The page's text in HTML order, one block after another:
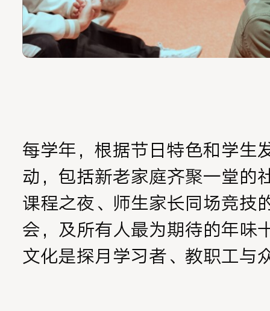
每学年，根据节日特色和学生
动，包括新老家庭齐聚一堂的
课程之夜、师生家长同场竞技
会，及所有人最为期待的年味
文化是探月学习者、教职工与